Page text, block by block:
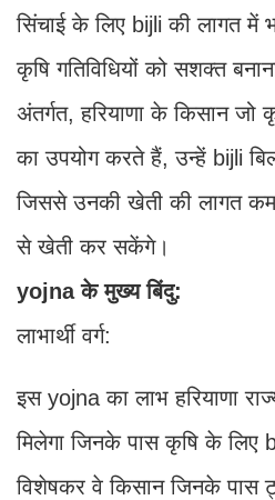
सिंचाई के लिए bijli की लागत में
कृषि गतिविधियों को सशक्त
अंतर्गत, हरियाणा के किसान
का उपयोग करते हैं, उन्हें bijli
जिससे उनकी खेती की लागत
से खेती कर सकेंगे।
yojna के मुख्य बिंदु:
लाभार्थी वर्ग:
इस yojna का लाभ हरियाणा
मिलेगा जिनके पास कृषि के लिए
विशेषकर वे किसान जिनके